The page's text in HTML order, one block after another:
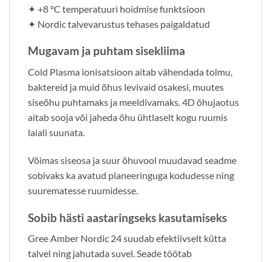
✦ +8 °C temperatuuri hoidmise funktsioon
✦ Nordic talvevarustus tehases paigaldatud
Mugavam ja puhtam sisekliima
Cold Plasma ionisatsioon aitab vähendada tolmu,
baktereid ja muid õhus levivaid osakesi, muutes
siseõhu puhtamaks ja meeldivamaks. 4D õhujaotus
aitab sooja või jaheda õhu ühtlaselt kogu ruumis
laiali suunata.
Võimas siseosa ja suur õhuvool muudavad seadme
sobivaks ka avatud planeeringuga kodudesse ning
suurematesse ruumidesse.
Sobib hästi aastaringseks kasutamiseks
Gree Amber Nordic 24 suudab efektiivselt kütta
talvel ning jahutada suvel. Seade töötab